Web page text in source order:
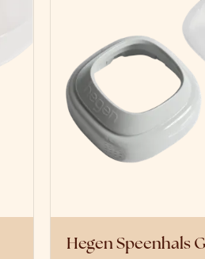
Hegen Speenhals